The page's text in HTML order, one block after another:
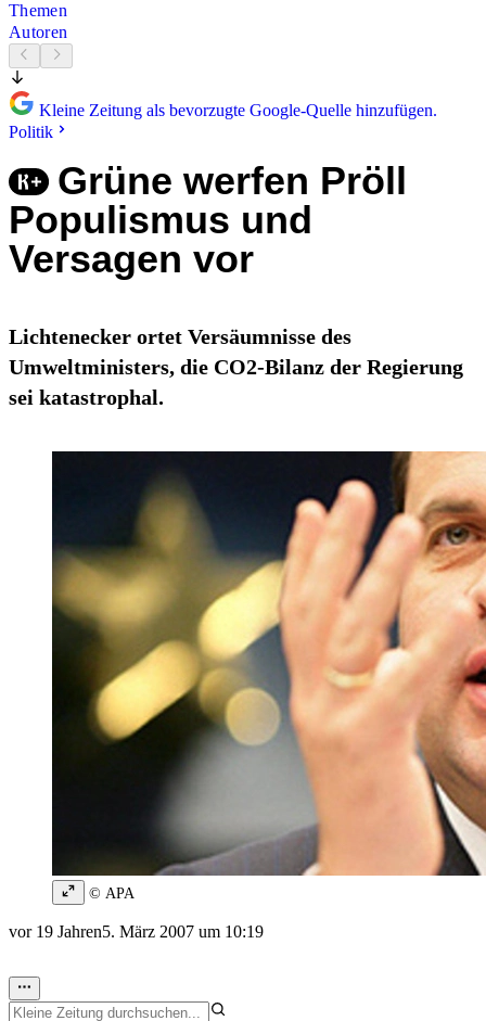
Themen
Autoren
Kleine Zeitung als bevorzugte Google-Quelle hinzufügen.
Politik
Grüne werfen Pröll
Populismus und
Versagen vor
Lichtenecker ortet Versäumnisse des
Umweltministers, die CO2-Bilanz der Regierung
sei katastrophal.
© APA
vor 19 Jahren5. März 2007 um 10:19